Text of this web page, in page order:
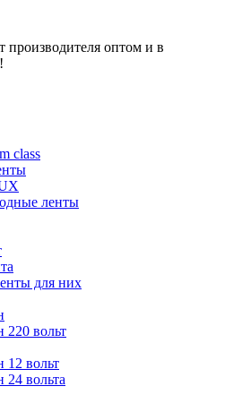
производителя оптом и в
class
ленты
для них
вольт
12 вольт
вольта